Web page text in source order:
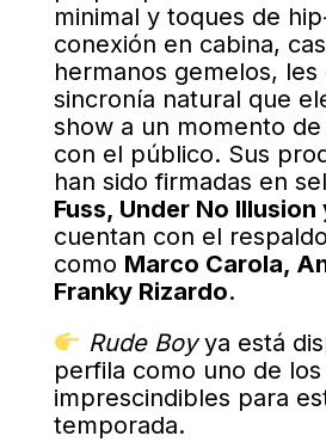
minimal y toques de
conexión en cabina,
hermanos gemelos, les
sincronía natural que
show a un momento
con el público. Sus
han sido firmadas en
Fuss, Under No
cuentan con el
como Marco Carola,
Franky Rizardo.
Rude Boyya está
perfila como uno de
imprescindibles para
temporada.